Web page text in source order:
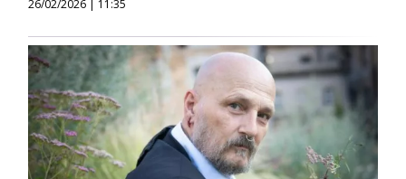
26/02/2026 | 11:35